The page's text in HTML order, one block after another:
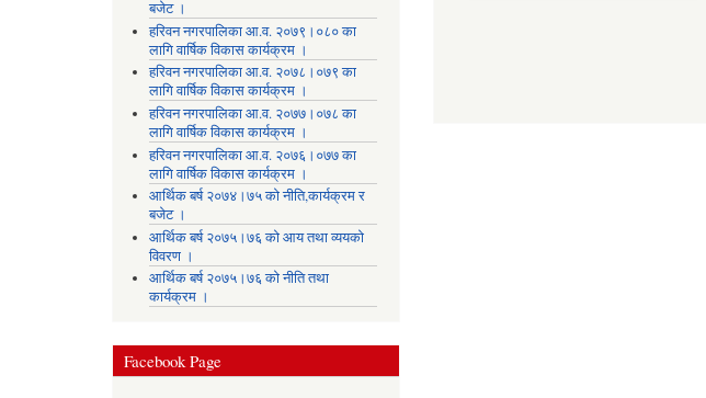
बजेट ।
हरिवन नगरपालिका आ‍.व. २०७९।०८० का
लागि वार्षिक विकास कार्यक्रम ।
हरिवन नगरपालिका आ‍.व. २०७८।०७९ का
लागि वार्षिक विकास कार्यक्रम ।
हरिवन नगरपालिका आ‍.व. २०७७।०७८ का
लागि वार्षिक विकास कार्यक्रम ।
हरिवन नगरपालिका आ‍.व. २०७६।०७७ का
लागि वार्षिक विकास कार्यक्रम ।
आर्थिक बर्ष २०७४।७५ को नीति,कार्यक्रम र
बजेट ।
आर्थिक बर्ष २०७५।७६ को आय तथा व्ययकाे
विवरण ।
आर्थिक बर्ष २०७५।७६ को नीति तथा
कार्यक्रम ।
Facebook Page